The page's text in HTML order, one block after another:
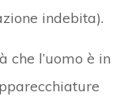
indebita).
l’uomo è in